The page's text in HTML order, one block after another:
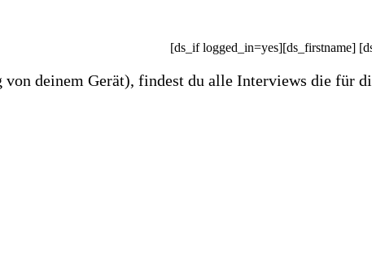
[ds_if logged_in=yes][ds_firstname]
von deinem Gerät), findest du alle Interviews die für